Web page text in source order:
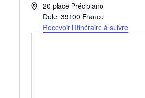
Adresse20 place Précipiano
Dole, 39100 France
Recevoir l’Itinéraire à suivre